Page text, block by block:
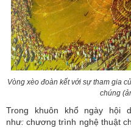
Vòng xèo đoàn kết với sự tham gia
chúng
Trong khuôn khổ ngày hội
như: chương trình nghệ thuật